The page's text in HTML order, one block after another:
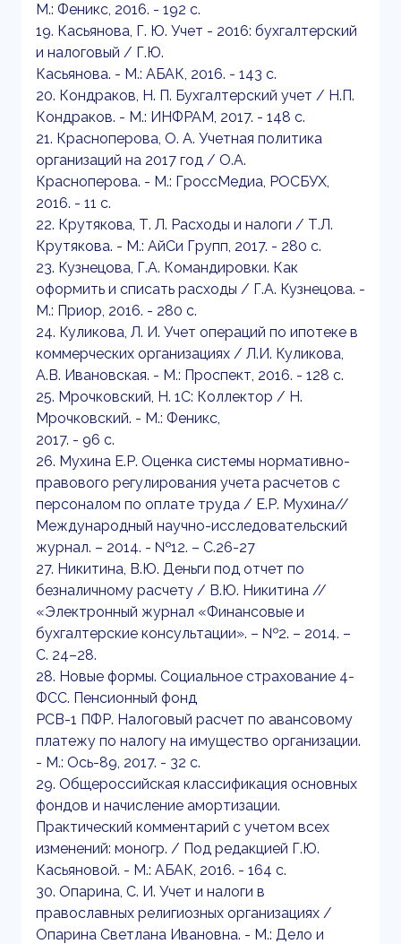
М.: Феникс, 2016. - 192 c.
19. Касьянова, Г. Ю. Учет - 2016: бухгалтерский
и налоговый / Г.Ю.
Касьянова. - М.: АБАК, 2016. - 143 c.
20. Кондраков, Н. П. Бухгалтерский учет / Н.П.
Кондраков. - М.: ИНФРАМ, 2017. - 148 c.
21. Красноперова, О. А. Учетная политика
организаций на 2017 год / О.А.
Красноперова. - М.: ГроссМедиа, РОСБУХ,
2016. - 11 c.
22. Крутякова, Т. Л. Расходы и налоги / Т.Л.
Крутякова. - М.: АйСи Групп, 2017. - 280 c.
23. Кузнецова, Г.А. Командировки. Как
оформить и списать расходы / Г.А. Кузнецова. -
М.: Приор, 2016. - 280 c.
24. Куликова, Л. И. Учет операций по ипотеке в
коммерческих организациях / Л.И. Куликова,
А.В. Ивановская. - М.: Проспект, 2016. - 128 c.
25. Мрочковский, Н. 1С: Коллектор / Н.
Мрочковский. - М.: Феникс,
2017. - 96 c.
26. Мухина Е.Р. Оценка системы нормативно-
правового регулирования учета расчетов с
персоналом по оплате труда / Е.Р. Мухина//
Международный научно-исследовательский
журнал. – 2014. - №12. – С.26-27
27. Никитина, В.Ю. Деньги под отчет по
безналичному расчету / В.Ю. Никитина //
«Электронный журнал «Финансовые и
бухгалтерские консультации». – №2. – 2014. –
С. 24–28.
28. Новые формы. Социальное страхование 4-
ФСС. Пенсионный фонд
РСВ-1 ПФР. Налоговый расчет по авансовому
платежу по налогу на имущество организации.
- М.: Ось-89, 2017. - 32 c.
29. Общероссийская классификация основных
фондов и начисление амортизации.
Практический комментарий с учетом всех
изменений: моногр. / Под редакцией Г.Ю.
Касьяновой. - М.: АБАК, 2016. - 164 c.
30. Опарина, С. И. Учет и налоги в
православных религиозных организациях /
Опарина Светлана Ивановна. - М.: Дело и